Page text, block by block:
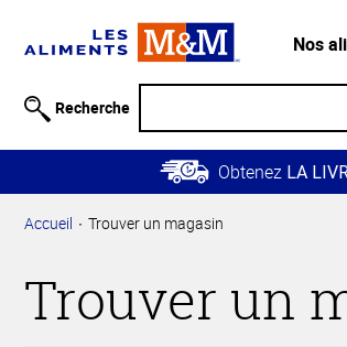
relative à
Passer
contenu
Retour à
principale
Nos
Recherche
Obtenez LA
Accueil Trouver un magasin
Trouver un